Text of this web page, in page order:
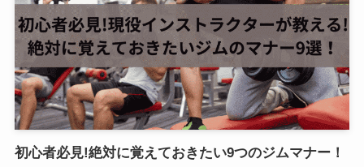
初心者必見!絶対に覚えておきたい9つのジムマナー！